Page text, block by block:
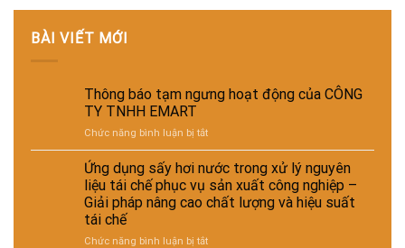
BÀI VIẾT MỚI
Thông báo tạm ngưng hoạt động của CÔNG
TY TNHH EMART
Chức năng bình luận bị tắtở
Thông
báo
tạm
ngưng
hoạt
của
Ứng dụng sấy hơi nước trong xử lý nguyên
liệu tái chế phục vụ sản xuất công nghiệp –
Giải pháp nâng cao chất lượng và hiệu suất
tái chế
Chức năng bình luận bị tắtở